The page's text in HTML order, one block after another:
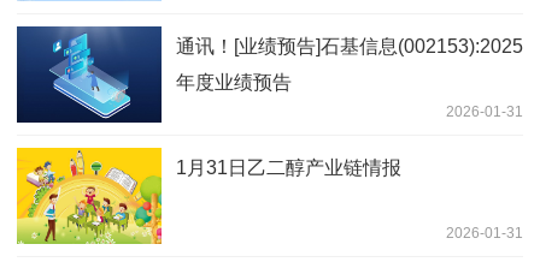
通讯！[业绩预告]石基信息(002153):2025
年度业绩预告
2026-01-31
1月31日乙二醇产业链情报
2026-01-31